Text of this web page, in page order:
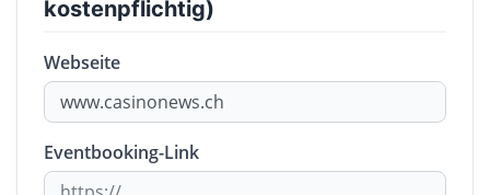
kostenpflichtig)
Webseite
Eventbooking-Link